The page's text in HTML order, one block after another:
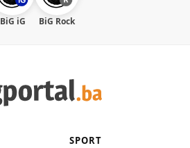
BiG iG BiG Rock
SPORT